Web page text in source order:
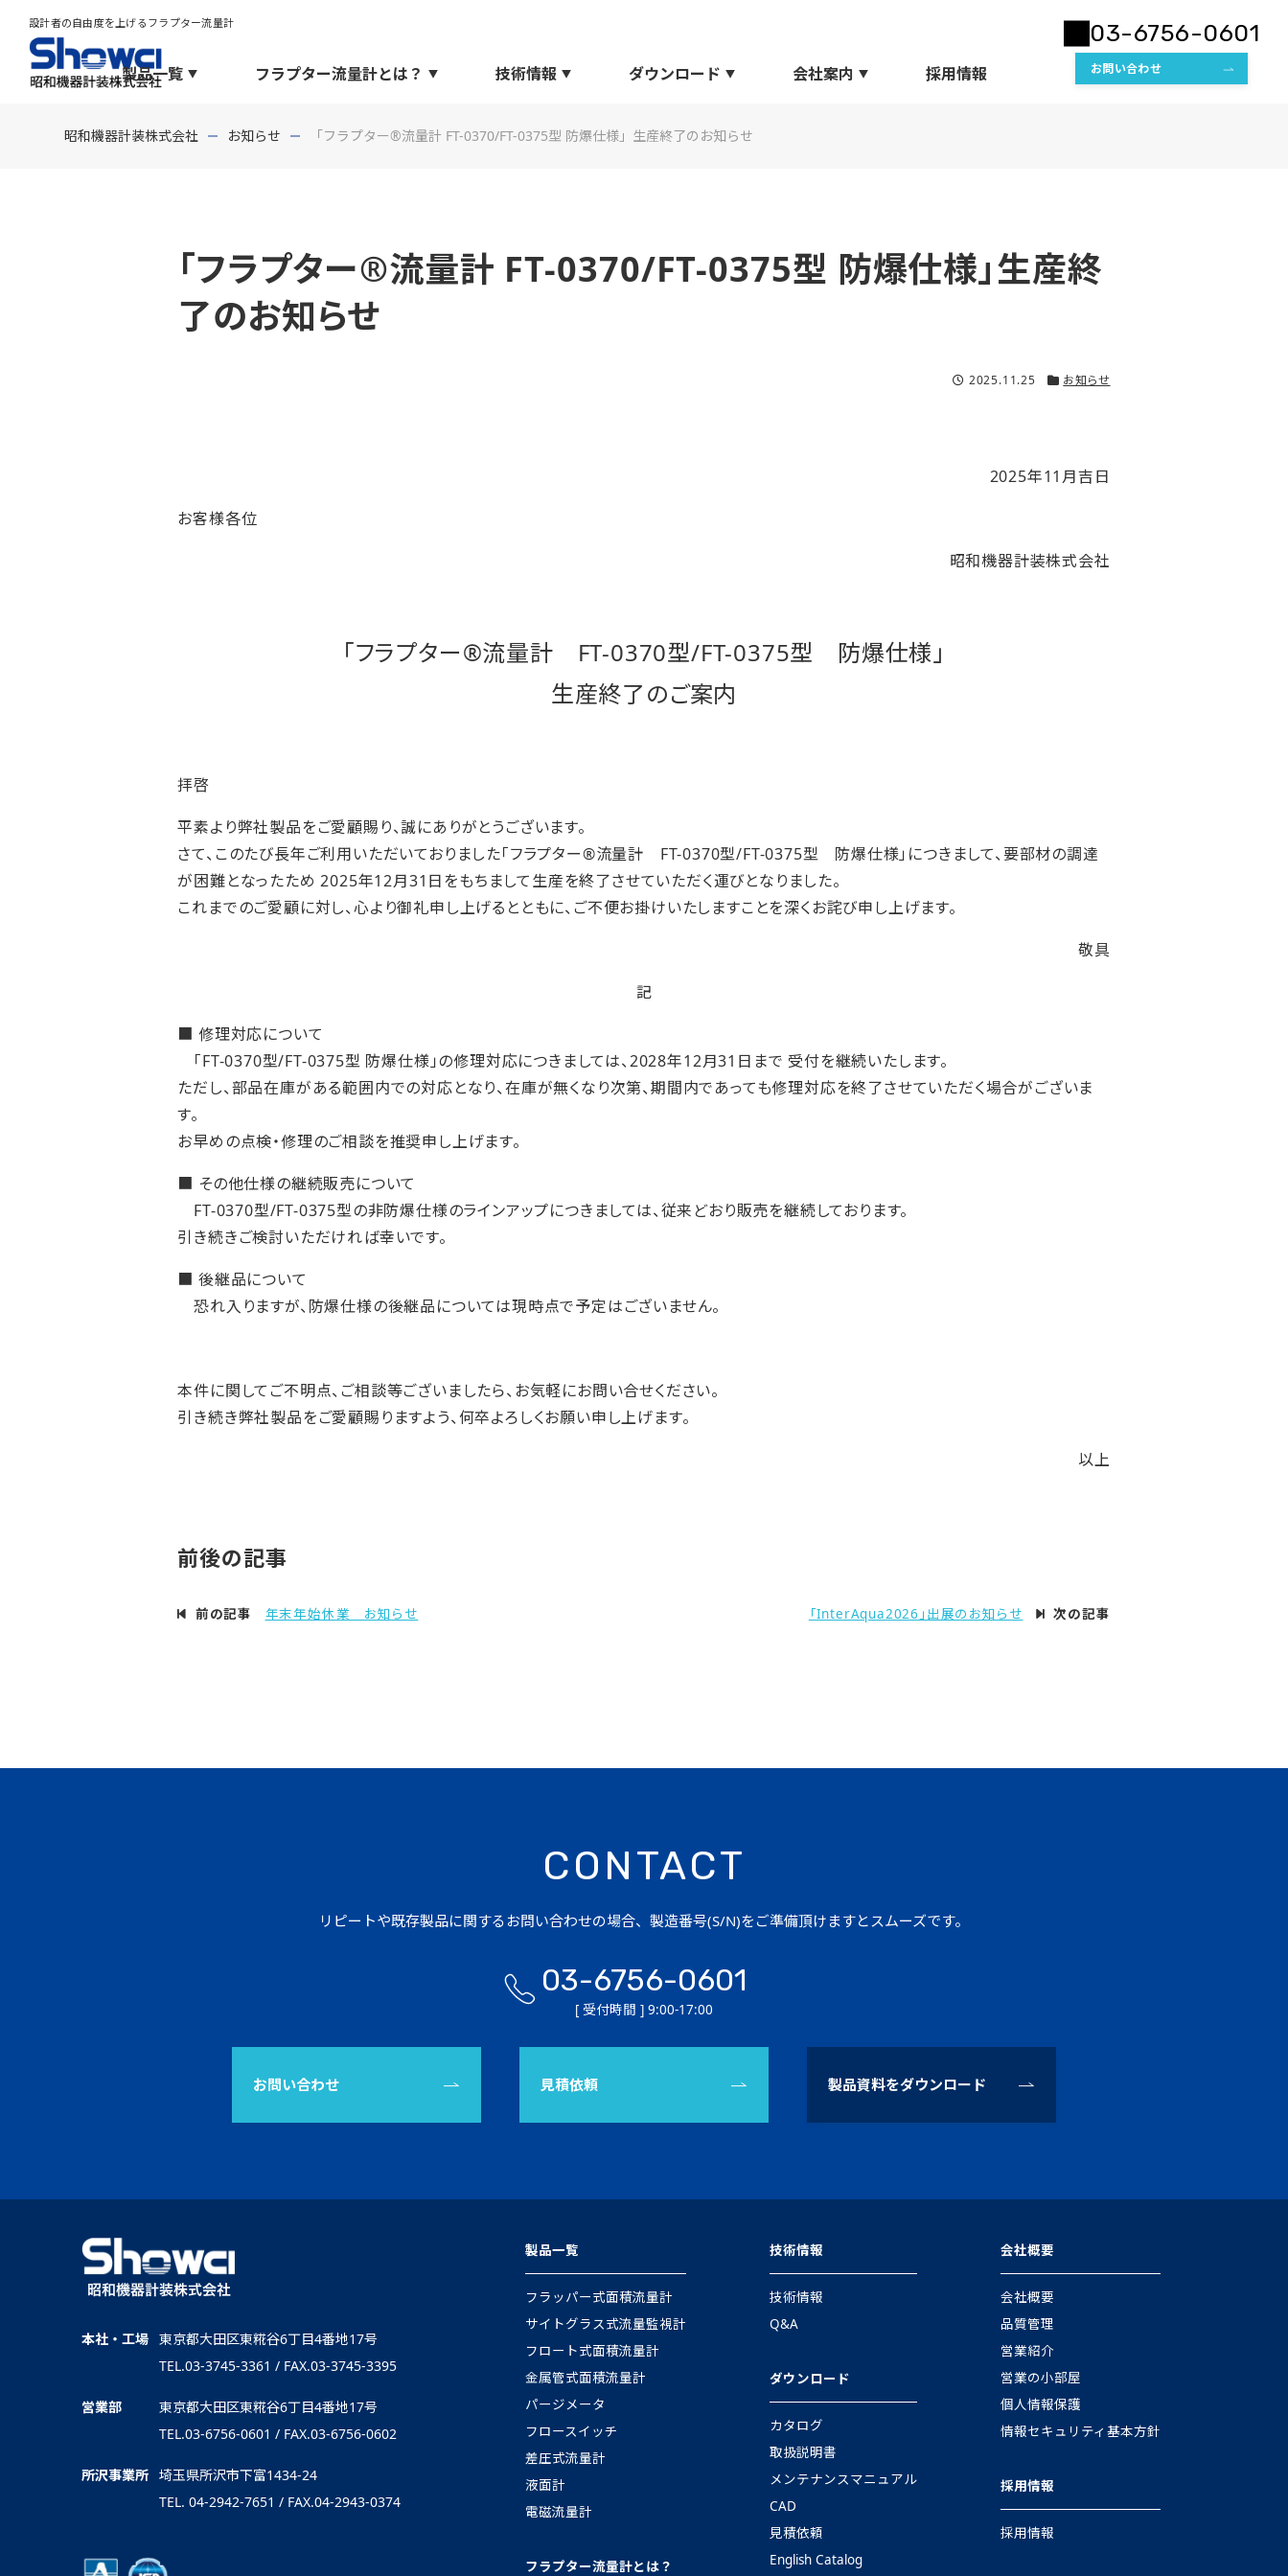
設計者の自由度を上げるフラプター流量計
製品一覧 フラプター流量計とは？ 技術情報 ダウンロード 会社案内 採用情報
03-6756-0601
お問い合わせ
昭和機器計装株式会社 お知らせ 「フラプター®流量計 FT-0370/FT-0375型 防爆仕様」生産終了のお知らせ
「フラプター®流量計 FT-0370/FT-0375型 防爆仕様」生産終
了のお知らせ
2025.11.25 お知らせ
2025年11 月吉日
お客様各位
昭和機器計装株式会社
「フラプター®流量計 FT-0370型/FT-0375型 防爆仕様」
生産終了のご案内
拝啓
平素より弊社製品をご愛顧賜り、誠にありがとうございます。
さて、このたび長年ご利用いただいておりました「フラプター®流量計 FT-0370型/FT-0375型 防爆仕様」につきまして、要部材の調達
が困難となったため 2025年12月31 日をもちまして生産を終了させていただく運びとなりました。
これまでのご愛顧に対し、心より御礼申し上げるとともに、ご不便お掛けいたしますことを深くお詫び申し上げます。
敬具
記
■ 修理対応について
「FT-0370型/FT-0375型 防爆仕様」の修理対応につきましては、2028年12月31 日まで 受付を継続いたします。
ただし、部品在庫がある範囲内での対応となり、在庫が無くなり次第、期間内であっても修理対応を終了させていただく場合がございま
す。
お早めの点検・修理のご相談を推奨申し上げます。
■ その他仕様の継続販売について
FT-0370型/FT-0375型の非防爆仕様のラインアップにつきましては、従来どおり販売を継続しております。
引き続きご検討いただければ幸いです。
■ 後継品について
恐れ入りますが、防爆仕様の後継品については現時点で予定はございません。
本件に関してご不明点、ご相談等ございましたら、お気軽にお問い合せください。
引き続き弊社製品をご愛顧賜りますよう、何卒よろしくお願い申し上げます。
以上
前後の記事
前の記事 年末年始休業 お知らせ 次の記事
「InterAqua2026」出展のお知らせ
CONTACT
リピートや既存製品に関するお問い合わせの場合、製造番号(S/N)をご準備頂けますとスムーズです。
03-6756-0601
[ 受付時間 ] 9:00-17:00
お問い合わせ 見積依頼 製品資料をダウンロード
本社・工場
東京都大田区東糀谷6丁目4番地17号
TEL.03-3745-3361 / FAX.03-3745-3395
営業部
東京都大田区東糀谷6丁目4番地17号
TEL.03-6756-0601 / FAX.03-6756-0602
所沢事業所
埼玉県所沢市下富1434-24
TEL. 04-2942-7651 / FAX.04-2943-0374
製品一覧
フラッパー式面積流量計
サイトグラス式流量監視計
フロート式面積流量計
金属管式面積流量計
パージメータ
フロースイッチ
差圧式流量計
液面計
電磁流量計
フラプター流量計とは？
技術情報
技術情報
Q&A
ダウンロード
カタログ
取扱説明書
メンテナンスマニュアル
CAD
見積依頼
English Catalog
会社概要
会社概要
品質管理
営業紹介
営業の小部屋
個人情報保護
情報セキュリティ基本方針
採用情報
採用情報